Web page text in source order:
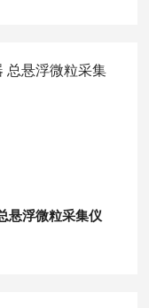
悬浮微粒采集仪